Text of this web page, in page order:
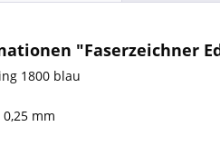
"Faserzeichner
1800 blau
mm